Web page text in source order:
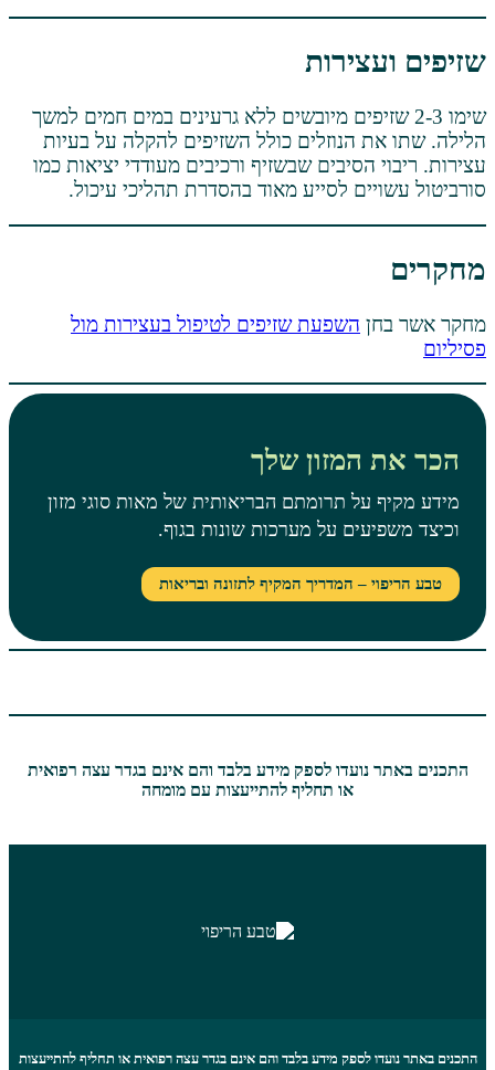
3 שזיפים מיובשים ללא גרעינים במים חמים למשך
כולל השזיפים להקלה על בעיות
שבשזיף ורכיבים מעודדי יציאות כמו
לסייע מאוד בהסדרת תהליכי עיכול.
השפעת שזיפים לטיפול בעצירות מול
שלך
תרומתם הבריאותית של מאות סוגי מזון
על מערכות שונות בגוף.
– המדריך המקיף לתזונה ובריאות
לספק מידע בלבד והם אינם בגדר עצה רפואית
או תחליף להתייעצות עם מומחה
מידע בלבד והם אינם בגדר עצה רפואית או תחליף להתייעצות